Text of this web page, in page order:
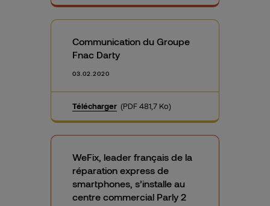
Communication du Groupe
Fnac Darty
03.02.2020
Télécharger (PDF 481,7 Ko)
WeFix, leader français de la
réparation express de
smartphones, s’installe au
centre commercial Parly 2